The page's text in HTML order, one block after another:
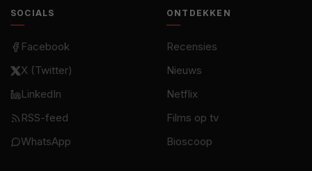
SOCIALS
Facebook
X (Twitter)
LinkedIn
RSS-feed
WhatsApp
ONTDEKKEN
Recensies
Nieuws
Netflix
Films op tv
Bioscoop